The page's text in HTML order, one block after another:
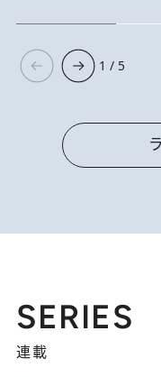
1 / 5
SERIES
連載